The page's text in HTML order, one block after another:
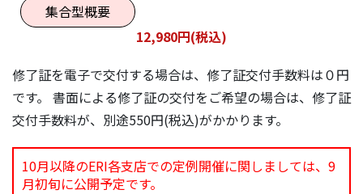
集合型概要
12,980円(税込)
修了証を電子で交付する場合は、修了証交付手数料は０円
です。 書面による修了証の交付をご希望の場合は、修了証
交付手数料が、別途550円(税込)がかかります。
10月以降のERI各支店での定例開催に関しましては、9
月初旬に公開予定です。